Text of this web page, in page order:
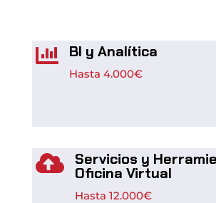
 BI y Analítica
Hasta 4.000€
 Servicios y
Oficina Virtual
Hasta 12.000€